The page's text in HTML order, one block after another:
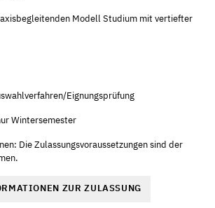
Modell Studium mit vertiefter
Eignungsprüfung
Wintersemester
Die Zulassungsvoraussetzungen sind der
ZUR ZULASSUNG